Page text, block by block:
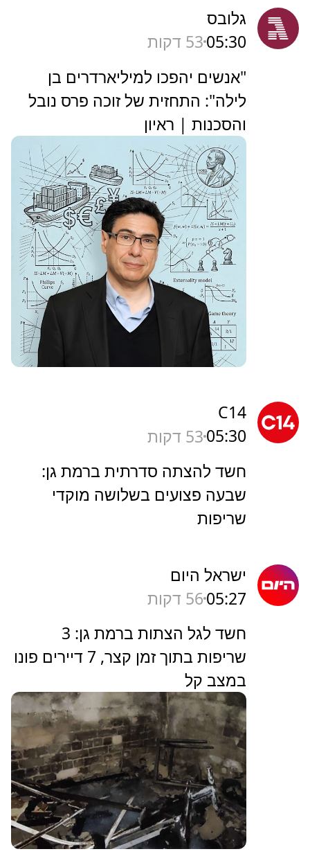
גלובס
05:3053 דקות
"אנשים יהפכו למיליארדרים בן
לילה": התחזית של זוכה פרס נובל
והסכנות | ראיון
C14
05:3053 דקות
חשד להצתה סדרתית ברמת גן:
שבעה פצועים בשלושה מוקדי
שריפות
ישראל היום
05:2756 דקות
חשד לגל הצתות ברמת גן: 3
שריפות בתוך זמן קצר, 7 דיירים פונו
במצב קל